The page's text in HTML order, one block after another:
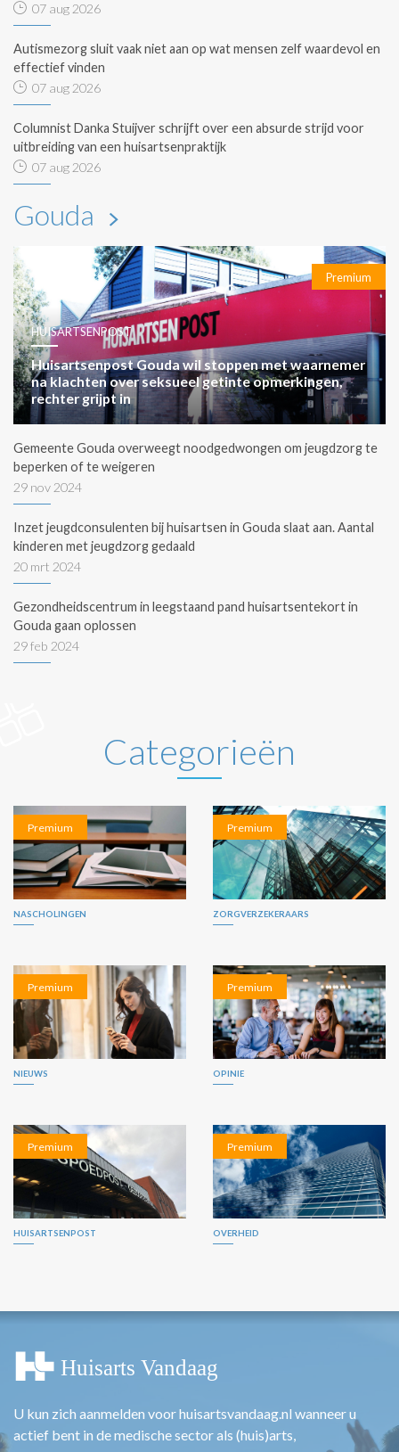
07 aug 2026
Autismezorg sluit vaak niet aan op wat mensen zelf waardevol en
effectief vinden
07 aug 2026
Columnist Danka Stuijver schrijft over een absurde strijd voor
uitbreiding van een huisartsenpraktijk
07 aug 2026
Gouda
Premium
HUISARTSENPOST
Huisartsenpost Gouda wil stoppen met waarnemer
na klachten over seksueel getinte opmerkingen,
rechter grijpt in
Gemeente Gouda overweegt noodgedwongen om jeugdzorg te
beperken of te weigeren
29 nov 2024
Inzet jeugdconsulenten bij huisartsen in Gouda slaat aan. Aantal
kinderen met jeugdzorg gedaald
20 mrt 2024
Gezondheidscentrum in leegstaand pand huisartsentekort in
Gouda gaan oplossen
29 feb 2024
Categorieën
Premium
NASCHOLINGEN
Premium
ZORGVERZEKERAARS
Premium
NIEUWS
Premium
OPINIE
Premium
HUISARTSENPOST
Premium
OVERHEID
U kun zich aanmelden voor huisartsvandaag.nl wanneer u
actief bent in de medische sector als (huis)arts,